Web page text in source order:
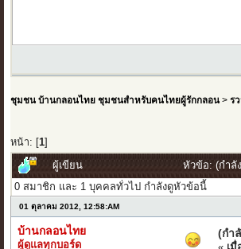
ชุมชน บ้านกลอนไทย ชุมชนสำหรับคนไทยผู้รักกลอน >ร
หน้า: [1
ผู้เขียน
หัวข้อ: (กำลั
0 สมาชิก และ 1 บุคคลทั่วไป กำลังดูหัวข้อนี้
01 ตุลาคม 2012, 12:58:AM
บ้านกลอนไทย
ผู้ดูแลทุกบอร์ด
(กำ